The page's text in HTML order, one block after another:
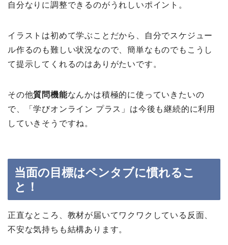
自分なりに調整できるのがうれしいポイント。
イラストは初めて学ぶことだから、自分でスケジュー
ル作るのも難しい状況なので、簡単なものでもこうし
て提示してくれるのはありがたいです。
その他質問機能なんかは積極的に使っていきたいの
で、「学びオンライン プラス」は今後も継続的に利用
していきそうですね。
当面の目標はペンタブに慣れるこ
と！
正直なところ、教材が届いてワクワクしている反面、
不安な気持ちも結構あります。